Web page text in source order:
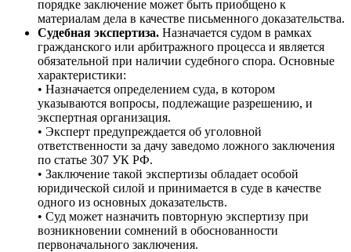
порядке заключение может быть приобщено к
материалам дела в качестве письменного доказательства.
Судебная экспертиза. Назначается судом в рамках
гражданского или арбитражного процесса и является
обязательной при наличии судебного спора. Основные
характеристики:
• Назначается определением суда, в котором
указываются вопросы, подлежащие разрешению, и
экспертная организация.
• Эксперт предупреждается об уголовной
ответственности за дачу заведомо ложного заключения
по статье 307 УК РФ.
• Заключение такой экспертизы обладает особой
юридической силой и принимается в суде в качестве
одного из основных доказательств.
• Суд может назначить повторную экспертизу при
возникновении сомнений в обоснованности
первоначального заключения.